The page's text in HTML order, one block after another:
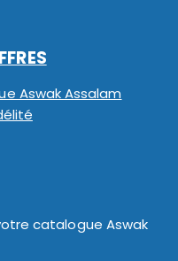
Aswak Assalam
catalogue Aswak